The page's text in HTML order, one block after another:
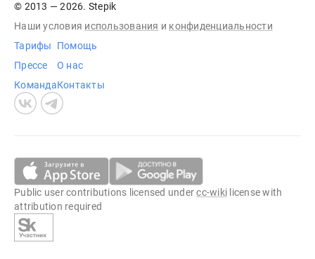
© 2013 — 2026. Stepik
Наши условия использования и конфиденциальности
Тарифы
Прессе
Команда
Помощь
О нас
Контакты
Public user contributions licensed undercc-wiki license with
attribution required